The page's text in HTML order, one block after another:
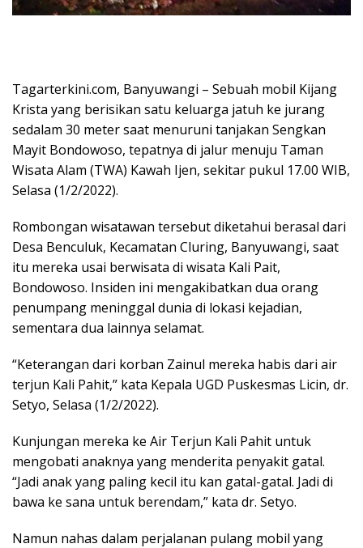
Tagarterkini.com, Banyuwangi – Sebuah mobil Kijang
Krista yang berisikan satu keluarga jatuh ke jurang
sedalam 30 meter saat menuruni tanjakan Sengkan
Mayit Bondowoso, tepatnya di jalur menuju Taman
Wisata Alam (TWA) Kawah Ijen, sekitar pukul 17.00 WIB,
Selasa (1/2/2022).
Rombongan wisatawan tersebut diketahui berasal dari
Desa Benculuk, Kecamatan Cluring, Banyuwangi, saat
itu mereka usai berwisata di wisata Kali Pait,
Bondowoso. Insiden ini mengakibatkan dua orang
penumpang meninggal dunia di lokasi kejadian,
sementara dua lainnya selamat.
“Keterangan dari korban Zainul mereka habis dari air
terjun Kali Pahit,” kata Kepala UGD Puskesmas Licin, dr.
Setyo, Selasa (1/2/2022).
Kunjungan mereka ke Air Terjun Kali Pahit untuk
mengobati anaknya yang menderita penyakit gatal.
“Jadi anak yang paling kecil itu kan gatal-gatal. Jadi di
bawa ke sana untuk berendam,” kata dr. Setyo.
Namun nahas dalam perjalanan pulang mobil yang